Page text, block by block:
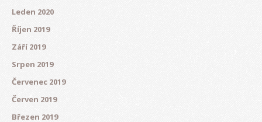
Leden 2020
Říjen 2019
Září 2019
Srpen 2019
Červenec 2019
Červen 2019
Březen 2019